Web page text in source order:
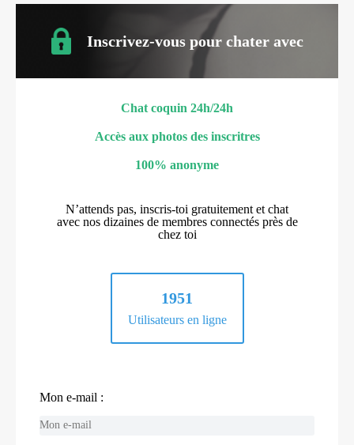
Inscrivez-vous pour chater avec
Chat coquin 24h/24h
Accès aux photos des inscritres
100% anonyme
N’attends pas, inscris-toi gratuitement et chat
avec nos dizaines de membres connectés près de
chez toi
1951
Utilisateurs en ligne
Mon e-mail :